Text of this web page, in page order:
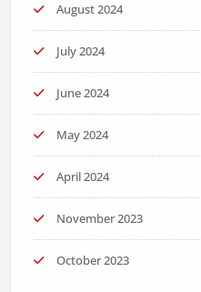
August 2024
July 2024
June 2024
May 2024
April 2024
November 2023
October 2023